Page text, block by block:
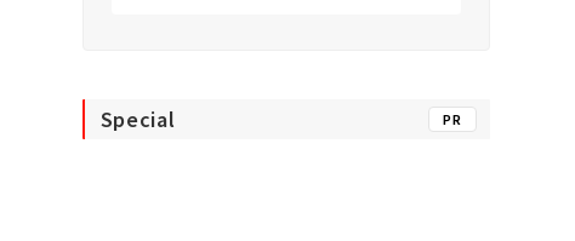
Special PR